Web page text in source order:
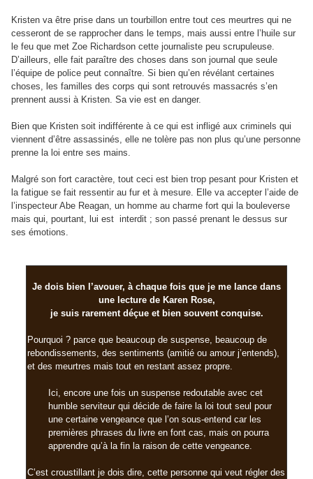
Kristen va être prise dans un tourbillon entre tout ces meurtres qui ne
cesseront de se rapprocher dans le temps, mais aussi entre l’huile sur
le feu que met Zoe Richardson cette journaliste peu scrupuleuse.
D’ailleurs, elle fait paraître des choses dans son journal que seule
l’équipe de police peut connaître. Si bien qu’en révélant certaines
choses, les familles des corps qui sont retrouvés massacrés s’en
prennent aussi à Kristen. Sa vie est en danger.
Bien que Kristen soit indifférente à ce qui est infligé aux criminels qui
viennent d’être assassinés, elle ne tolère pas non plus qu’une personne
prenne la loi entre ses mains.
Malgré son fort caractère, tout ceci est bien trop pesant pour Kristen et
la fatigue se fait ressentir au fur et à mesure. Elle va accepter l’aide de
l’inspecteur Abe Reagan, un homme au charme fort qui la bouleverse
mais qui, pourtant, lui est interdit ; son passé prenant le dessus sur
ses émotions.
Je dois bien l’avouer, à chaque fois que je me lance dans
une lecture de Karen Rose,
je suis rarement déçue et bien souvent conquise.
Pourquoi ? parce que beaucoup de suspense, beaucoup de
rebondissements, des sentiments (amitié ou amour j’entends),
et des meurtres mais tout en restant assez propre.
Ici, encore une fois un suspense redoutable avec cet
humble serviteur qui décide de faire la loi tout seul pour
une certaine vengeance que l’on sous-entend car les
premières phrases du livre en font cas, mais on pourra
apprendre qu’à la fin la raison de cette vengeance.
C’est croustillant je dois dire, cette personne qui veut régler des